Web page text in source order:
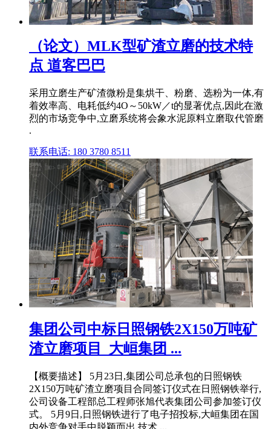
（论文）MLK型矿渣立磨的技术特
点 道客巴巴
采用立磨生产矿渣微粉是集烘干、粉磨、选粉为一体,有
着效率高、电耗低约4O～50kW／t的显著优点,因此在激
烈的市场竞争中,立磨系统将会象水泥原料立磨取代管磨
.
联系电话: 180 3780 8511
集团公司中标日照钢铁2X150万吨矿
渣立磨项目_大峘集团 ...
【概要描述】 5月23日,集团公司总承包的日照钢铁
2X150万吨矿渣立磨项目合同签订仪式在日照钢铁举行,
公司设备工程部总工程师张旭代表集团公司参加签订仪
式。 5月9日,日照钢铁进行了电子招投标,大峘集团在国